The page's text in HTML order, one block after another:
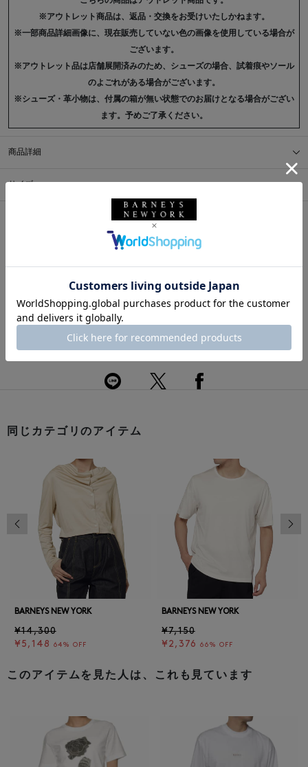
※アウトレット商品は、返品・交換をお受けいたしかねます。
※一部商品詳細画像に、現在販売していない色の画像を使用している場合が
ございます。
※アウトレット品は店舗展開済みのため、シューズの場合、試着痕やソール
のよごれがある場合がございます。
※シューズ・革小物は、付属の箱が無い状態でのお届けとなる場合がござい
ます。予めご了承ください。
商品詳細
サイズ
サイズガイドをご覧ください。
返品・交換について
このアイテムをシェアする
同じカテゴリのアイテム
BARNEYS NEW YORK
¥14,300
¥5,148
64% OFF
BARNEYS NEW YORK
¥7,150
¥2,376
66% OFF
前の画像
このアイテムを見た人は、これも見ています